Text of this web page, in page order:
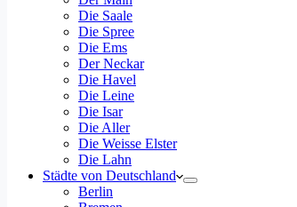
Die Saale
Die Spree
Die Ems
Der Neckar
Die Havel
Die Leine
Die Isar
Die Aller
Die Weisse Elster
Die Lahn
Städte von Deutschland
Berlin